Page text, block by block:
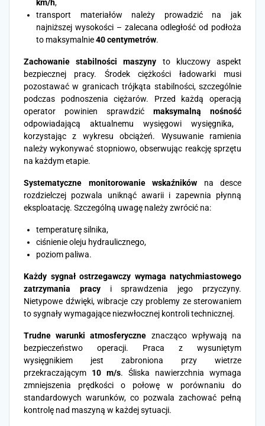
km/h,
transport materiałów należy prowadzić na jak
najniższej wysokości – zalecana odległość od podłoża
to maksymalnie40 centymetrów.
Zachowanie stabilności maszyny to kluczowy aspekt
bezpiecznej pracy. Środek ciężkości ładowarki musi
pozostawać w granicach trójkąta stabilności, szczególnie
podczas podnoszenia ciężarów. Przed każdą operacją
operator powinien sprawdzić maksymalną nośność
odpowiadającą aktualnemu wysięgowi wysięgnika,
korzystając z wykresu obciążeń. Wysuwanie ramienia
należy wykonywać stopniowo, obserwując reakcję sprzętu
na każdym etapie.
Systematyczne monitorowanie wskaźników na desce
rozdzielczej pozwala uniknąć awarii i zapewnia płynną
eksploatację. Szczególną uwagę należy zwrócić na:
temperaturę silnika,
ciśnienie oleju hydraulicznego,
poziom paliwa.
Każdy sygnał ostrzegawczy wymaga natychmiastowego
zatrzymania pracyi sprawdzenia jego przyczyny.
Nietypowe dźwięki, wibracje czy problemy ze sterowaniem
to sygnały wymagające niezwłocznej kontroli technicznej.
Trudne warunki atmosferyczne znacząco wpływają na
bezpieczeństwo operacji. Praca z wysuniętym
wysięgnikiem jest zabroniona przy wietrze
przekraczającym 10 m/s. Śliska nawierzchnia wymaga
zmniejszenia prędkości o połowę w porównaniu do
standardowych warunków, co pozwala zachować pełną
kontrolę nad maszyną w każdej sytuacji.